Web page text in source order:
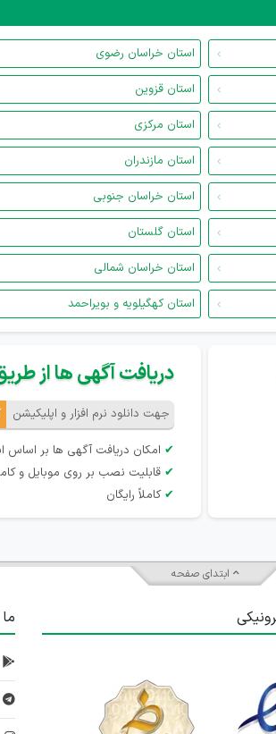
استان خراسان رضوی
استان قزوین
استان مرکزی
استان مازندران
استان خراسان جنوبی
استان گلستان
استان خراسان شمالی
استان کهگیلویه و بویراحمد
دریافت آگهی ها از
جهت دانلود نرم افزار و اپلیکیشن
✔ امکان دریافت آگهی ها بر اساس
✔ قابلیت نصب بر روی موبایل و
✔ کاملاً رایگان
ابتدای صفحه